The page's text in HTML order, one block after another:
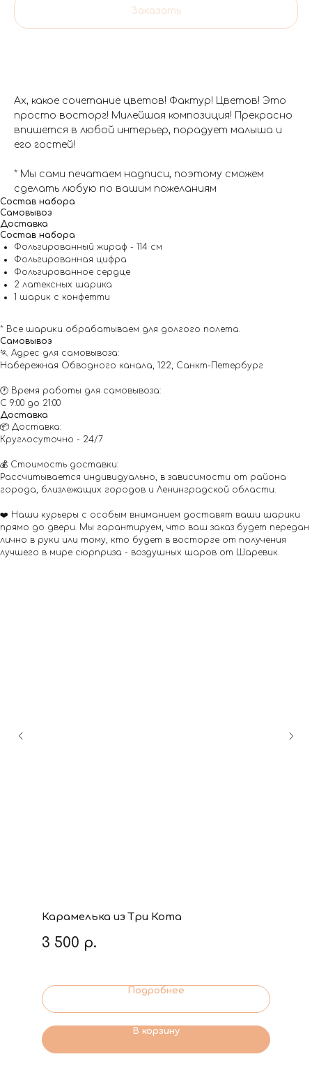
Заказать
Ах, какое сочетание цветов! Фактур! Цветов! Это
просто восторг! Милейшая композиция! Прекрасно
впишется в любой интерьер, порадует малыша и
его гостей!
* Мы сами печатаем надписи, поэтому сможем
сделать любую по вашим пожеланиям
Состав набора
Самовывоз
Доставка
Состав набора
Фольгированный жираф - 114 см
Фольгированная цифра
Фольгированное сердце
2 латексных шарика
1 шарик с конфетти
* Все шарики обрабатываем для долгого полета.
Самовывоз
🏃 Адрес для самовывоза:
Набережная Обводного канала, 122, Санкт-Петербург
🕐 Время работы для самовывоза:
С 9:00 до 21:00
Доставка
📦 Доставка:
Круглосуточно - 24/7
💰 Стоимость доставки:
Рассчитывается индивидуально, в зависимости от района
города, близлежащих городов и Ленинградской области.
❤️ Наши курьеры с особым вниманием доставят ваши шарики
прямо до двери. Мы гарантируем, что ваш заказ будет передан
лично в руки или тому, кто будет в восторге от получения
лучшего в мире сюрприза - воздушных шаров от Шаревик.
Карамелька из Три Кота
3 500 р.
Подробнее
В корзину